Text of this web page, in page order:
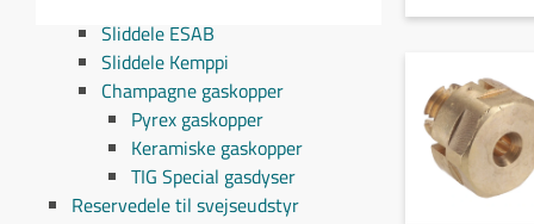
Sliddele ESAB
Sliddele Kemppi
Champagne gaskopper
Pyrex gaskopper
Keramiske gaskopper
TIG Special gasdyser
Reservedele til svejseudstyr